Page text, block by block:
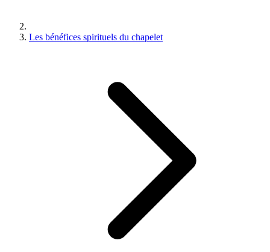
Les bénéfices spirituels du chapelet